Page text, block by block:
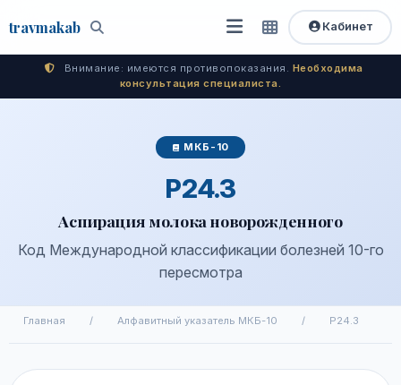
travmakab Поиск
Открыть
меню
Быстрый
доступ
Кабинет
Внимание: имеются противопоказания. Необходима
консультация специалиста.
МКБ-10
P24.3
Аспирация молока новорожденного
Код Международной классификации болезней 10-го
пересмотра
Главная / Алфавитный указатель МКБ-10 / P24.3